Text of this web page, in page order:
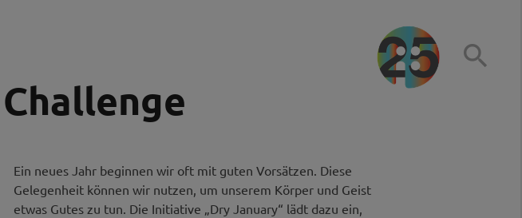

Ein neues Jahr beginnen wir oft mit guten Vorsätzen. Diese
Gelegenheit können wir nutzen, um unserem Körper und Geist
etwas Gutes zu tun. Die Initiative „Dry January“ lädt dazu ein,